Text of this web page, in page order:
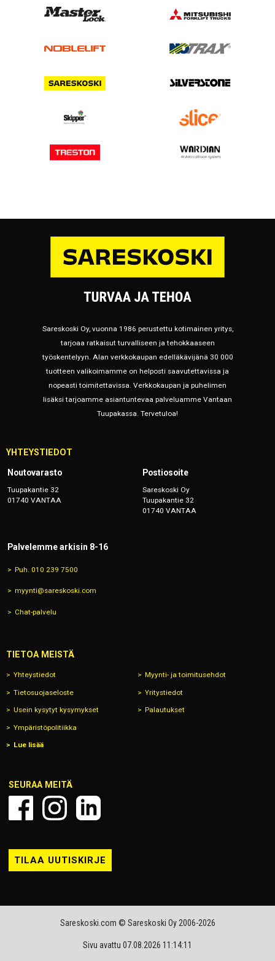
Sareskoski Oy, vuonna 1986 perustettu kotimainen yritys,
tarjoaa ratkaisut turvalliseen ja tehokkaaseen
työskentelyyn. Alan verkkokaupan edelläkävijänä 30 000
tuotteen valikoimamme on helposti saavutettavissa ja
nopeasti toimitettavissa. Verkkokaupan ja puhelimen
lisäksi tarjoamme asiantuntevaa palveluamme Vantaan
Tuupakassa. Tervetuloa!
YHTEYSTIEDOT
Noutovarasto
Tuupakantie 32
01740 VANTAA
Postiosoite
Sareskoski Oy
Tuupakantie 32
01740 VANTAA
Palvelemme arkisin 8-16
Puh. 010 239 7500
myynti@sareskoski.com
Chat-palvelu
TIETOA MEISTÄ
Yhteystiedot Myynti- ja toimitusehdot
Tietosuojaseloste Yritystiedot
Usein kysytyt kysymykset Palautukset
Ympäristöpolitiikka
Lue lisää
SEURAA MEITÄ
TILAA UUTISKIRJE
Sareskoski.com © Sareskoski Oy 2006-2026
Sivu avattu 07.08.2026 11:14:11